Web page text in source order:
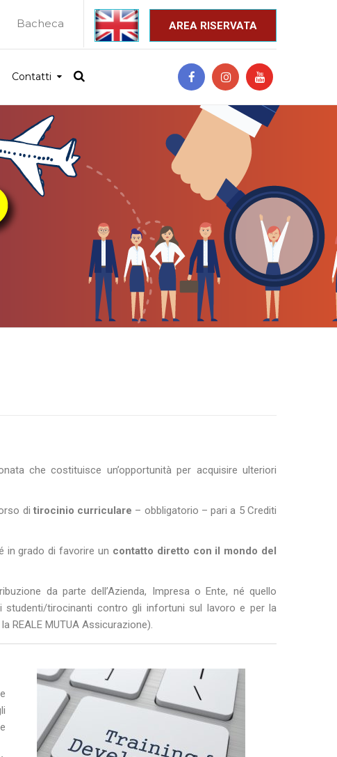
AREA RISERVATA
_
Bacheca
Contatti
che costituisce un’opportunità per acquisire ulteriori
di tirocinio curriculare – obbligatorio – pari a 5 Crediti
in grado di favorire un contatto diretto con il mondo del
da parte dell’Azienda, Impresa o Ente, né quello
studenti/tirocinanti contro gli infortuni sul lavoro e per la
REALE MUTUA Assicurazione).